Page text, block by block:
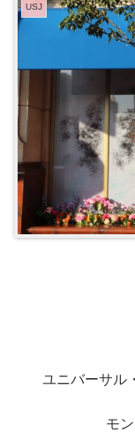
USJ
ユニバーサル
モ